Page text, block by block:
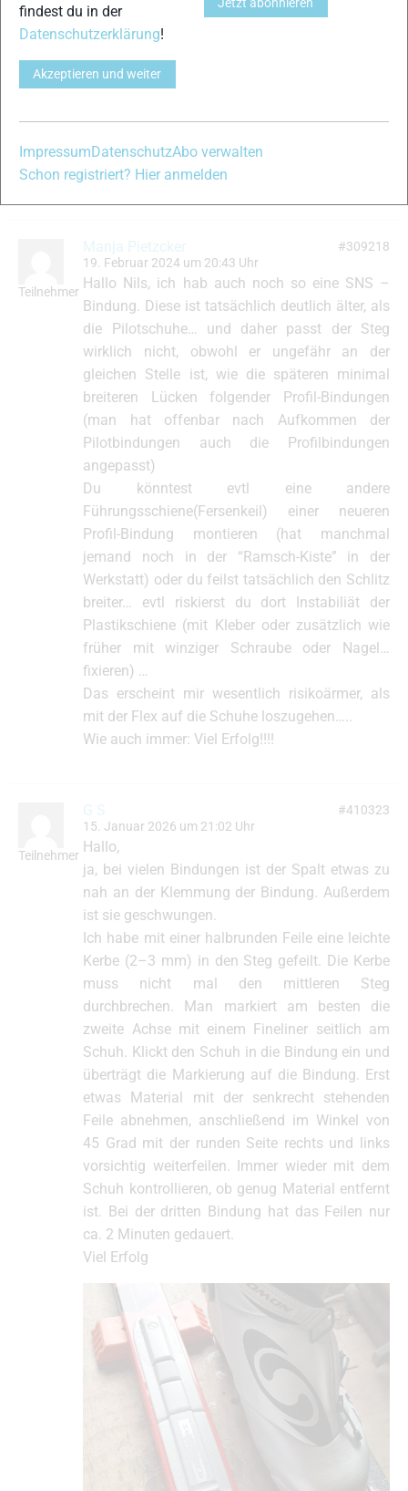
Teilnehmer
18. Februar 2024 um 20:05 Uhr
Hallo Nils, habe bei einer Bekannten den 2. Steg
D.h. der “Stumpf” sollte im Schuh bleiben,
damit der wasserdicht bleibt.
Teilnehmer
Manja Pietzcker
19. Februar 2024 um 20:43 Uhr
#309218
Hallo Nils, ich hab auch noch so eine SNS –
Bindung. Diese ist tatsächlich deutlich älter, als
die Pilotschuhe… und daher passt der Steg
wirklich nicht, obwohl er ungefähr an der
gleichen Stelle ist, wie die späteren minimal
breiteren Lücken folgender Profil-Bindungen
(man hat offenbar nach Aufkommen der
Pilotbindungen auch die Profilbindungen
angepasst)
Du könntest evtl eine andere
Führungsschiene(Fersenkeil) einer neueren
Profil-Bindung montieren (hat manchmal
jemand noch in der “Ramsch-Kiste” in der
Werkstatt) oder du feilst tatsächlich den Schlitz
breiter… evtl riskierst du dort Instabiliät der
Plastikschiene (mit Kleber oder zusätzlich wie
früher mit winziger Schraube oder Nagel…
fixieren) …
Das erscheint mir wesentlich risikoärmer, als
mit der Flex auf die Schuhe loszugehen…..
Wie auch immer: Viel Erfolg!!!!
Teilnehmer
G S
15. Januar 2026 um 21:02 Uhr
#410323
Hallo,
ja, bei vielen Bindungen ist der Spalt etwas zu
nah an der Klemmung der Bindung. Außerdem
ist sie geschwungen.
Ich habe mit einer halbrunden Feile eine leichte
Kerbe (2–3 mm) in den Steg gefeilt. Die Kerbe
muss nicht mal den mittleren Steg
durchbrechen. Man markiert am besten die
zweite Achse mit einem Fineliner seitlich am
Schuh. Klickt den Schuh in die Bindung ein und
überträgt die Markierung auf die Bindung. Erst
etwas Material mit der senkrecht stehenden
Feile abnehmen, anschließend im Winkel von
45 Grad mit der runden Seite rechts und links
vorsichtig weiterfeilen. Immer wieder mit dem
Schuh kontrollieren, ob genug Material entfernt
ist. Bei der dritten Bindung hat das Feilen nur
ca. 2 Minuten gedauert.
Viel Erfolg
findest du in der
Datenschutzerklärung!
Akzeptieren und weiter
ImpressumDatenschutzAbo verwalten
Schon registriert? Hier anmelden